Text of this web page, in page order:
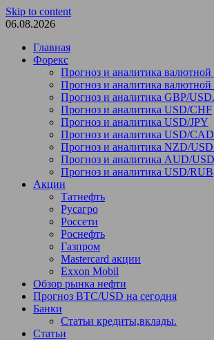
Skip to content
06.08.2026
Главная
Форекс
Прогноз и аналитика
Прогноз и аналитика
Прогноз и аналитика GBP/USD.
Прогноз и аналитика USD/CHF
Прогноз и аналитика USD/JPY
Прогноз и аналитика USD/
Прогноз и аналитика NZD/
Прогноз и аналитика AUD/USD
Прогноз и аналитика USD/RUB
Акции
Татнефть
Русагро
Россети
Роснефть
Газпром
Mastercard акции
Exxon Mobil
Обзор рынка нефти
Прогноз BTC/USD на сегодня
Банки
Статьи кредиты,вклады.
Статьи